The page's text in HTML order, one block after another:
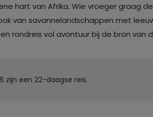
hart van Afrika. Wie vroeger graag
van savannelandschappen met
rondreis vol avontuur bij de bron van
zijn een 22-daagse reis.